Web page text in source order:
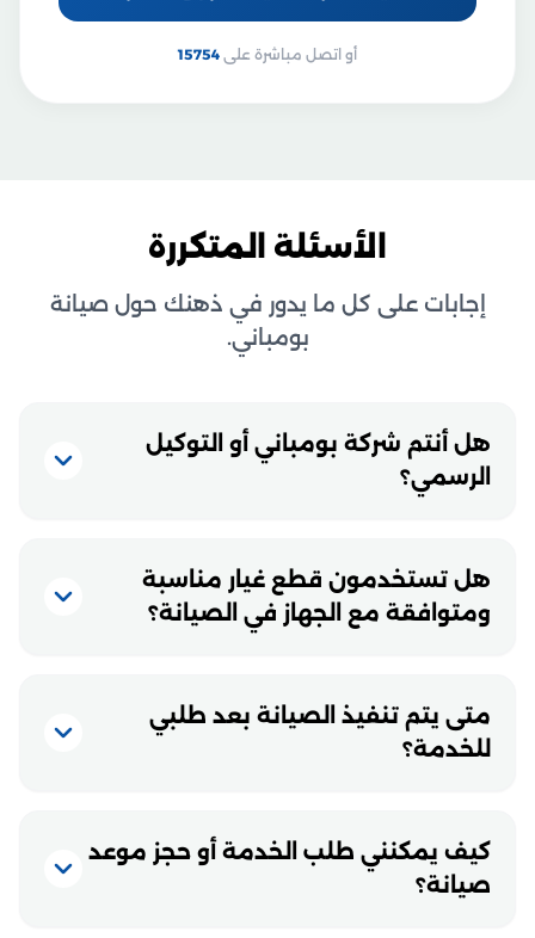
أو اتصل مباشرة على 15754
الأسئلة المتكررة
إجابات على كل ما يدور في ذهنك حول صيانة
بومباني.
هل أنتم شركة بومباني أو التوكيل
الرسمي؟
هل تستخدمون قطع غيار مناسبة
ومتوافقة مع الجهاز في الصيانة؟
متى يتم تنفيذ الصيانة بعد طلبي
للخدمة؟
كيف يمكنني طلب الخدمة أو حجز موعد
صيانة؟